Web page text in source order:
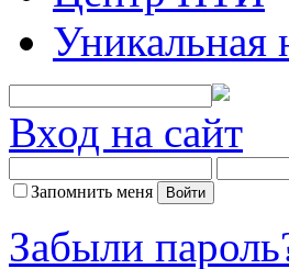
Уникальная
Вход на сайт
Запомнить меня
Забыли